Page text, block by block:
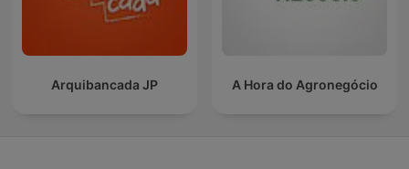
Arquibancada JP A Hora do Agronegócio